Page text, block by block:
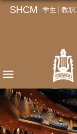
SHCM 学生 教职